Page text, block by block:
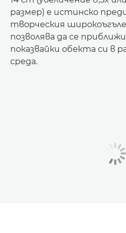
размер) е истинско
творческия
позволява да се
показвайки обекта си в
среда.